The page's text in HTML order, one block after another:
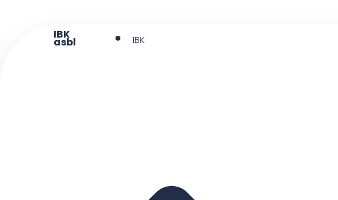
IBK
asbl IBK